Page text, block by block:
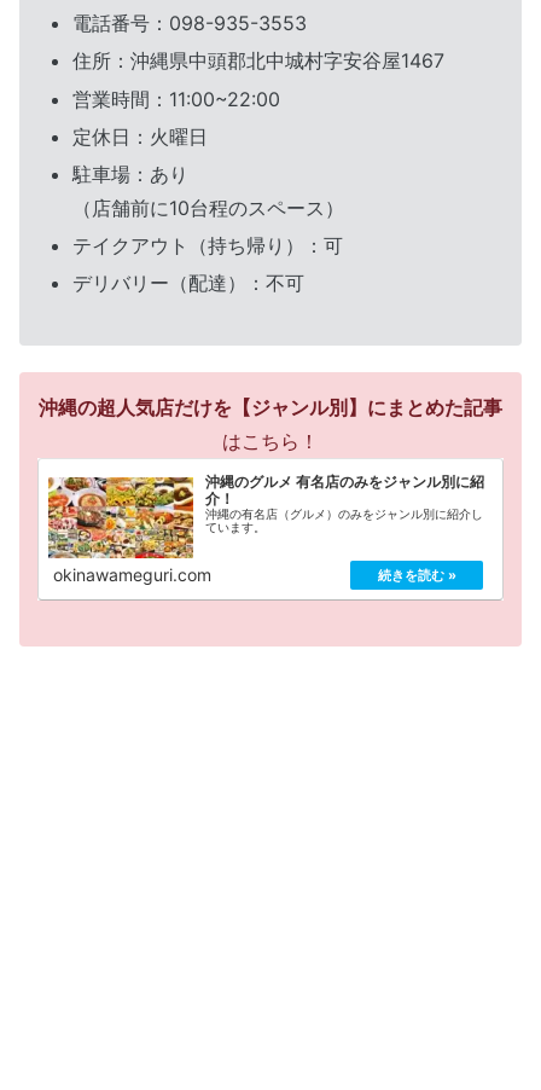
電話番号：098-935-3553
住所：沖縄県中頭郡北中城村字安谷屋1467
営業時間：11:00~22:00
定休日：火曜日
駐車場：あり
（店舗前に10台程のスペース）
テイクアウト（持ち帰り）：可
デリバリー（配達）：不可
沖縄の超人気店だけを【ジャンル別】にまとめた記事
はこちら！
沖縄のグルメ 有名店のみをジャンル別に紹
介！
沖縄の有名店（グルメ）のみをジャンル別に紹介し
ています。
okinawameguri.com